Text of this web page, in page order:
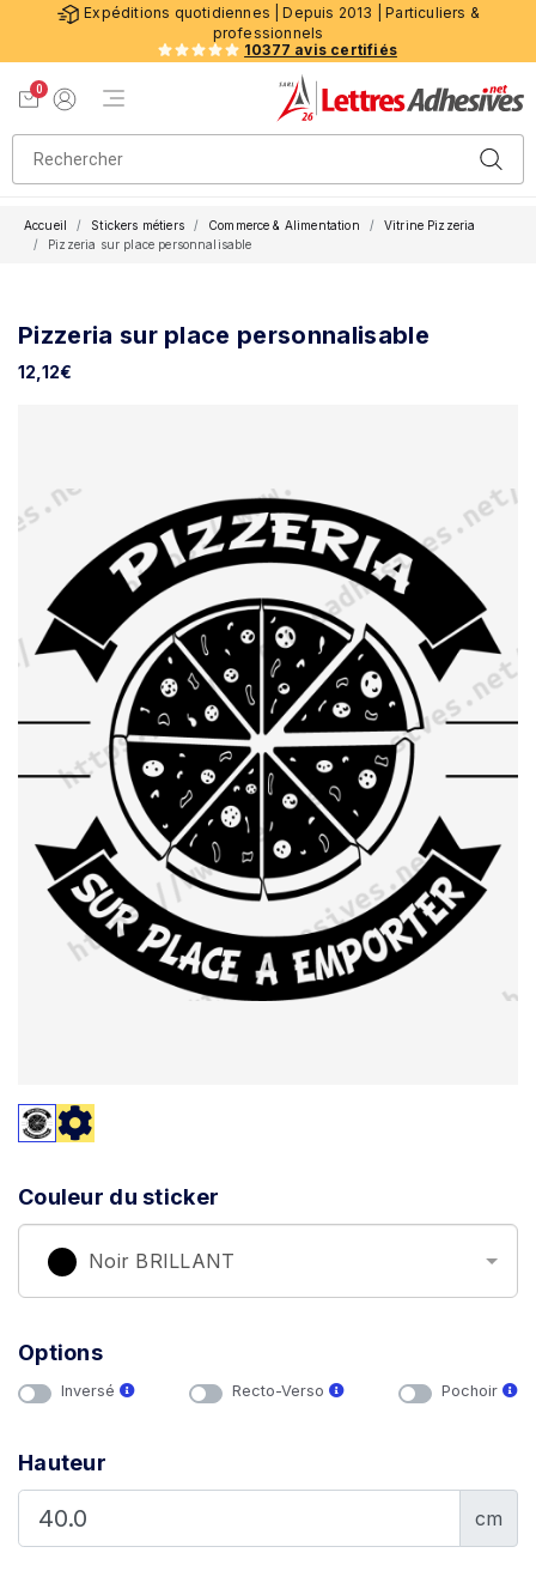
Expéditions quotidiennes | Depuis 2013 | Particuliers &
professionnels
10377 avis certifiés
0
Menu de navigation
Accueil Stickers métiers Commerce & Alimentation
Vitrine Pizzeria
Pizzeria sur place personnalisable
Pizzeria sur place personnalisable
12,12€
Couleur du sticker
Noir BRILLANT
Options
Inversé Recto-Verso Pochoir
Hauteur
cm